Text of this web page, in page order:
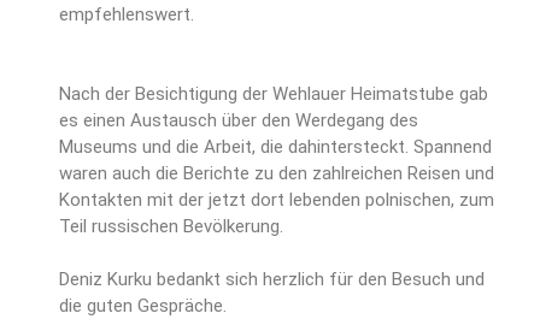
empfehlenswert.
Nach der Besichtigung der Wehlauer Heimatstube gab
es einen Austausch über den Werdegang des
Museums und die Arbeit, die dahintersteckt. Spannend
waren auch die Berichte zu den zahlreichen Reisen und
Kontakten mit der jetzt dort lebenden polnischen, zum
Teil russischen Bevölkerung.
Deniz Kurku bedankt sich herzlich für den Besuch und
die guten Gespräche.